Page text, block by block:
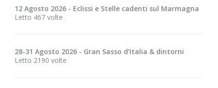
12 Agosto 2026 - Eclissi e Stelle cadenti sul Marmagna
Letto 467 volte
28-31 Agosto 2026 - Gran Sasso d’Italia & dintorni
Letto 2190 volte